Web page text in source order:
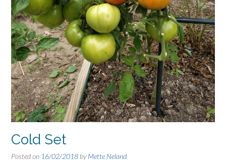
Cold Set
Posted on 16/02/2018 byMette Neland